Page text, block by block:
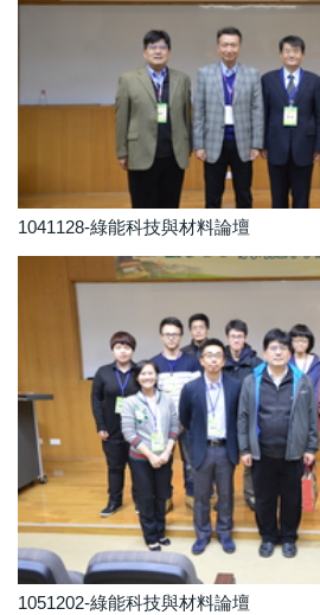
1041128-綠能科技與材料論壇
1051202-綠能科技與材料論壇